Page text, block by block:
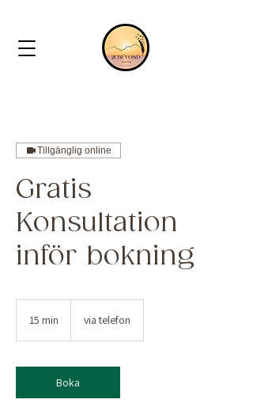
Tillgänglig online
Gratis
Konsultation
inför bokning
15 min
i
n
via telefon
Boka